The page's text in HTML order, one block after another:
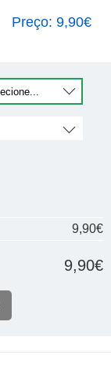
Preço: 9,90€
9,90€
9,90€